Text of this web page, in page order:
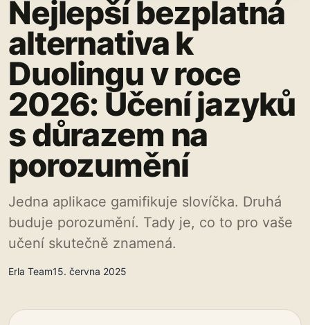
Nejlepší bezplatná
alternativa k
Duolingu v roce
2026: Učení jazyků
s důrazem na
porozumění
Jedna aplikace gamifikuje slovíčka. Druhá
buduje porozumění. Tady je, co to pro vaše
učení skutečně znamená.
Erla Team15. června 2025